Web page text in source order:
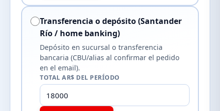
Transferencia o depósito (Santander
Río / home banking)
Depósito en sucursal o transferencia
bancaria (CBU/alias al confirmar el pedido
en el email).
TOTAL AR$ DEL PERÍODO